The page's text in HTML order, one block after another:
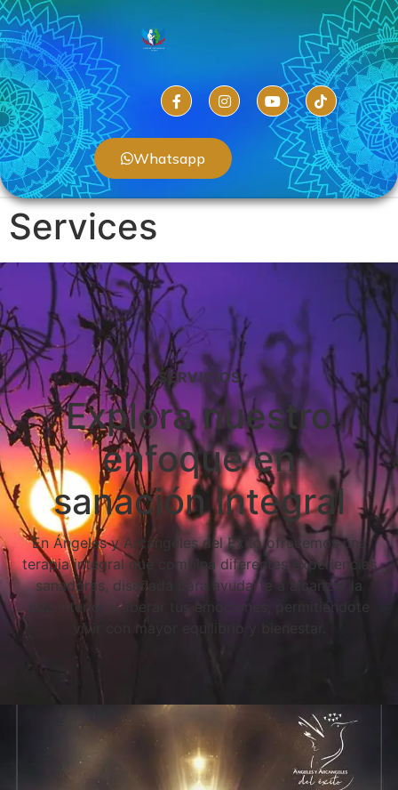
Whatsapp
Services
SERVICIOS
Explora nuestro
enfoque en
sanación integral
En Ángeles y Arcángeles del Éxito ofrecemos una
terapia integral que combina diferentes experiencias
sanadoras, diseñada para ayudarte a alcanzar la
paz interior y liberar tus emociones, permitiéndote
vivir con mayor equilibrio y bienestar.